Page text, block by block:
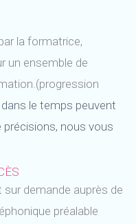
la formatrice,
un ensemble de
le temps peuvent
nous vous
sur demande auprès de
préalable